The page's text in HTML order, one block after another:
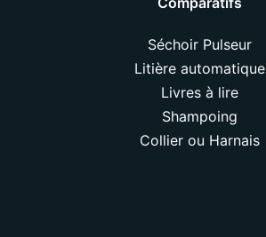
Séchoir Pulseur
Litière automatique
Livres à lire
Shampoing
Collier ou Harnais